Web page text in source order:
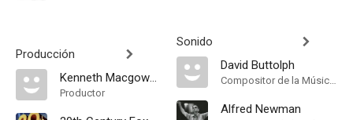
Producción
Kenneth Macgowan
Productor
Sonido
David Buttolph
Compositor de la Música Original
Alfred Newman